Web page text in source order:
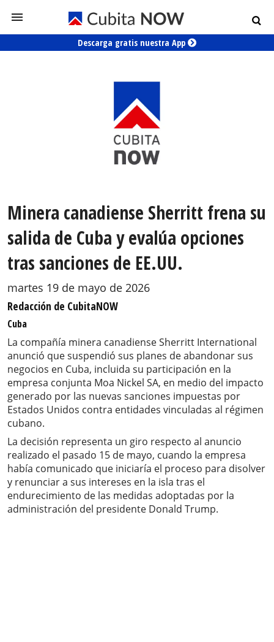
Descarga gratis nuestra App
Minera canadiense Sherritt frena su
salida de Cuba y evalúa opciones
tras sanciones de EE.UU.
martes 19 de mayo de 2026
Redacción de CubitaNOW
Cuba
La compañía minera canadiense Sherritt International
anunció que suspendió sus planes de abandonar sus
negocios en Cuba, incluida su participación en la
empresa conjunta Moa Nickel SA, en medio del impacto
generado por las nuevas sanciones impuestas por
Estados Unidos contra entidades vinculadas al régimen
cubano.
La decisión representa un giro respecto al anuncio
realizado el pasado 15 de mayo, cuando la empresa
había comunicado que iniciaría el proceso para disolver
y renunciar a sus intereses en la isla tras el
endurecimiento de las medidas adoptadas por la
administración del presidente Donald Trump.